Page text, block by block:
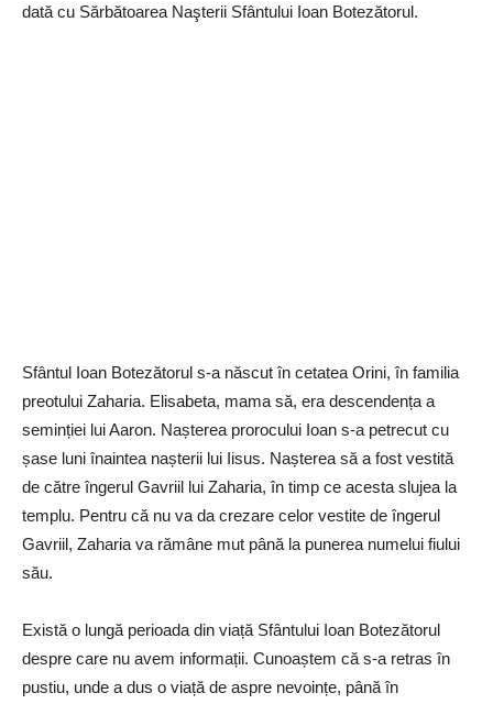
dată cu Sărbătoarea Naşterii Sfântului Ioan Botezătorul.
Sfântul Ioan Botezătorul s-a născut în cetatea Orini, în familia
preotului Zaharia. Elisabeta, mama să, era descendența a
seminției lui Aaron. Nașterea prorocului Ioan s-a petrecut cu
șase luni înaintea nașterii lui Iisus. Nașterea să a fost vestită
de către îngerul Gavriil lui Zaharia, în timp ce acesta slujea la
templu. Pentru că nu va da crezare celor vestite de îngerul
Gavriil, Zaharia va rămâne mut până la punerea numelui fiului
său.
Există o lungă perioada din viață Sfântului Ioan Botezătorul
despre care nu avem informații. Cunoaștem că s-a retras în
pustiu, unde a dus o viață de aspre nevoințe, până în